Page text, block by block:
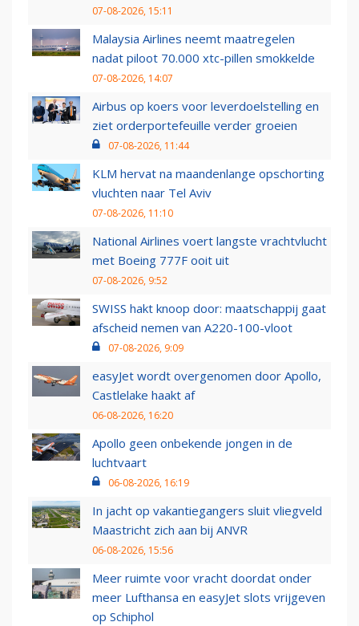
07-08-2026, 15:11
Malaysia Airlines neemt maatregelen
nadat piloot 70.000 xtc-pillen smokkelde
07-08-2026, 14:07
Airbus op koers voor leverdoelstelling en
ziet orderportefeuille verder groeien
07-08-2026, 11:44
KLM hervat na maandenlange opschorting
vluchten naar Tel Aviv
07-08-2026, 11:10
National Airlines voert langste vrachtvlucht
met Boeing 777F ooit uit
07-08-2026, 9:52
SWISS hakt knoop door: maatschappij gaat
afscheid nemen van A220-100-vloot
07-08-2026, 9:09
easyJet wordt overgenomen door Apollo,
Castlelake haakt af
06-08-2026, 16:20
Apollo geen onbekende jongen in de
luchtvaart
06-08-2026, 16:19
In jacht op vakantiegangers sluit vliegveld
Maastricht zich aan bij ANVR
06-08-2026, 15:56
Meer ruimte voor vracht doordat onder
meer Lufthansa en easyJet slots vrijgeven
op Schiphol